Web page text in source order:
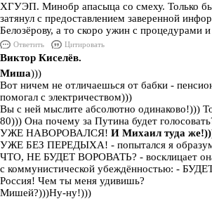
ХГУЭП. Минобр апасыца со смеху. Только
затянул с предоставлением заверенной
Белозёрову, а то скоро ужин с процедурами
Ответить
Цитировать
Виктор Киселёв.
Миша)))
Вот ничем не отличаешься от бабки -
помогал с электричеством)))
Вы с ней мыслите абсолютно одинаково!)))
80))) Она почему за Путина будет
УЖЕ НАВОРОВАЛСЯ! И Михаил туда
УЖЕ БЕЗ ПЕРЕДЫХА! - попытался я
ЧТО, НЕ БУДЕТ ВОРОВАТЬ? - восклицает
с коммунистической убеждённостью: -
Россия! Чем ты меня удивишь?
Мишей?)))Ну-ну!)))